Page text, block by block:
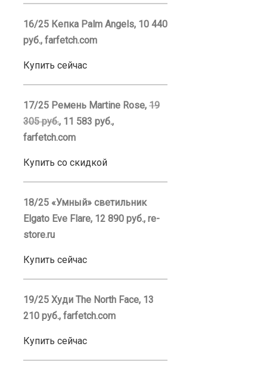
16/25 Кепка Palm Angels, 10 440
руб., farfetch.com
Купить сейчас
17/25 Ремень Martine Rose, 19
305 руб., 11 583 руб.,
farfetch.com
Купить со скидкой
18/25 «Умный» светильник
Elgato Eve Flare, 12 890 руб., re-
store.ru
Купить сейчас
19/25 Худи The North Face, 13
210 руб., farfetch.com
Купить сейчас